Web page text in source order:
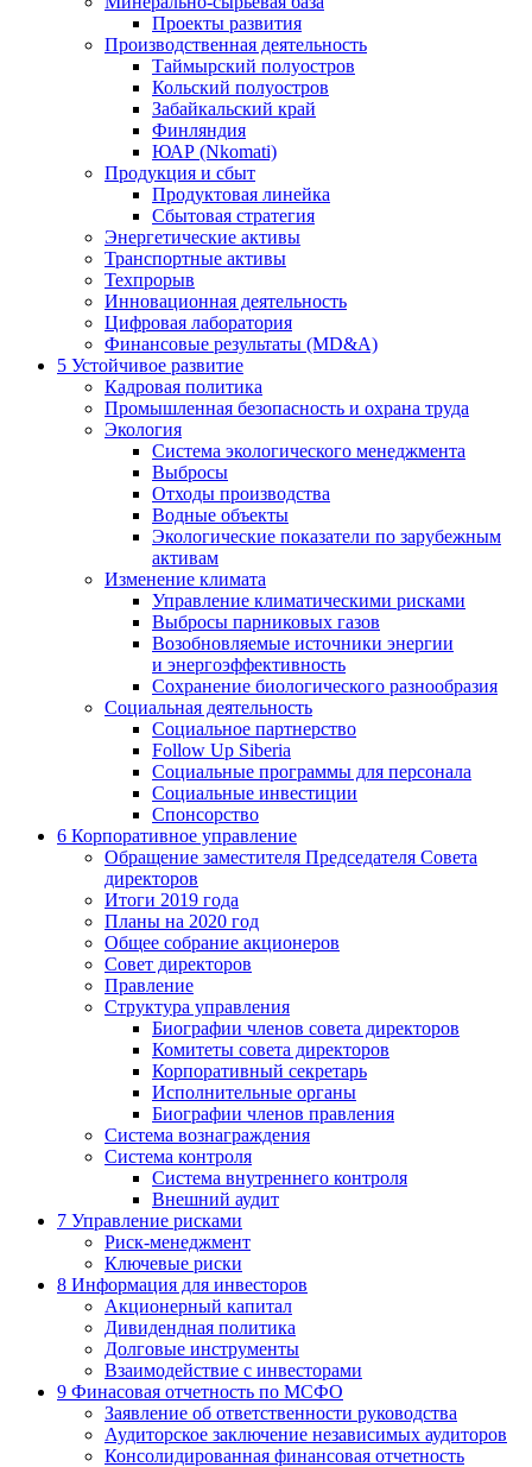
Проекты развития
Производственная деятельность
Таймырский полуостров
Кольский полуостров
Забайкальский край
Финляндия
ЮАР (Nkomati)
Продукция и сбыт
Продуктовая линейка
Сбытовая стратегия
Энергетические активы
Транспортные активы
Техпрорыв
Инновационная деятельность
Цифровая лаборатория
Финансовые результаты (MD&A)
5 Устойчивое развитие
Кадровая политика
Промышленная безопасность и охрана труда
Экология
Система экологического менеджмента
Выбросы
Отходы производства
Водные объекты
Экологические показатели по зарубежным
активам
Изменение климата
Управление климатическими рисками
Выбросы парниковых газов
Возобновляемые источники энергии
и энергоэффективность
Сохранение биологического разнообразия
Социальная деятельность
Социальное партнерство
Follow Up Siberia
Социальные программы для персонала
Социальные инвестиции
Спонсорство
6 Корпоративное управление
Обращение заместителя Председателя Совета
директоров
Итоги 2019 года
Планы на 2020 год
Общее собрание акционеров
Совет директоров
Правление
Структура управления
Биографии членов совета директоров
Комитеты совета директоров
Корпоративный секретарь
Исполнительные органы
Биографии членов правления
Система вознаграждения
Система контроля
Система внутреннего контроля
Внешний аудит
7 Управление рисками
Риск-менеджмент
Ключевые риски
8 Информация для инвесторов
Акционерный капитал
Дивидендная политика
Долговые инструменты
Взаимодействие с инвеcторами
9 Финасовая отчетность по МСФО
Заявление об ответственности руководства
Аудиторское заключение независимых аудиторов
Консолидированная финансовая отчетность